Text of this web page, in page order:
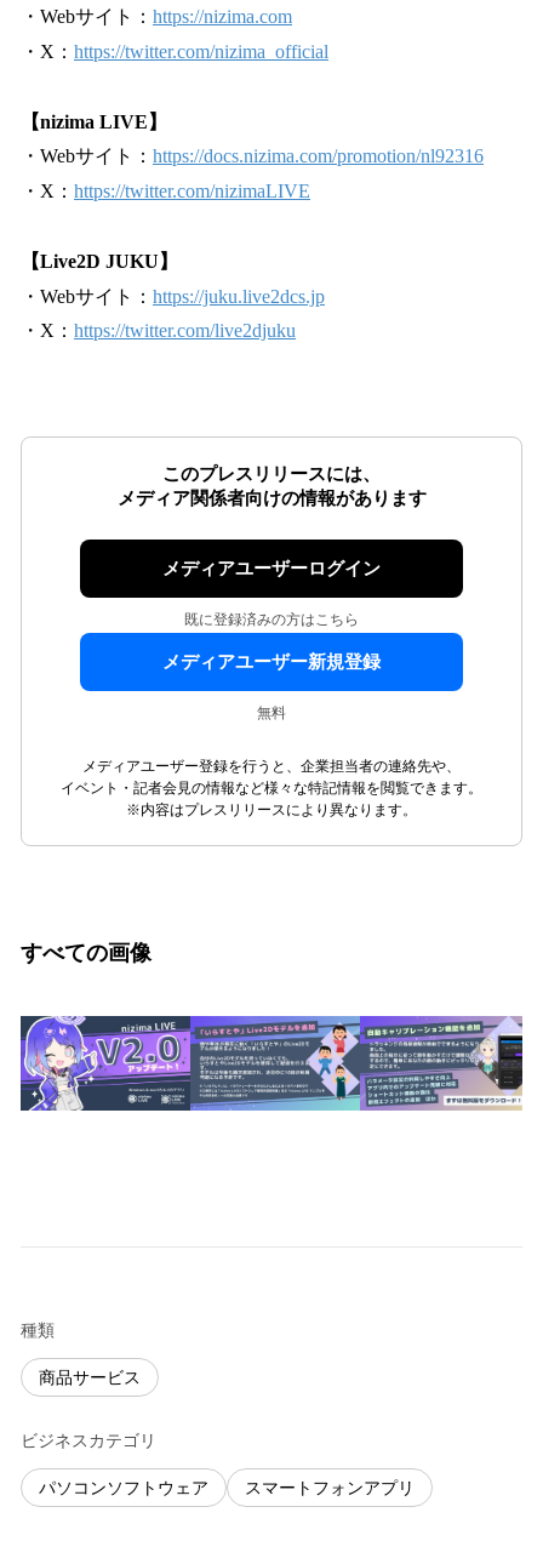
・Webサイト： https://nizima.com
・X： https://twitter.com/nizima_official
【nizima LIVE】
・Webサイト： https://docs.nizima.com/promotion/nl92316
・X： https://twitter.com/nizimaLIVE
【Live2D JUKU】
・Webサイト： https://juku.live2dcs.jp
・X： https://twitter.com/live2djuku
このプレスリリースには、
メディア関係者向けの情報があります
メディアユーザーログイン
既に登録済みの方はこちら
メディアユーザー新規登録
無料
メディアユーザー登録を行うと、企業担当者の連絡先や、
イベント・記者会見の情報など様々な特記情報を閲覧できます。
※内容はプレスリリースにより異なります。
すべての画像
種類
商品サービス
ビジネスカテゴリ
パソコンソフトウェア スマートフォンアプリ